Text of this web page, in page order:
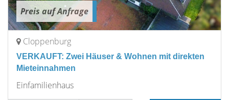
Preis auf Anfrage
Cloppenburg
VERKAUFT: Zwei Häuser & Wohnen mit direkten
Mieteinnahmen
Einfamilienhaus